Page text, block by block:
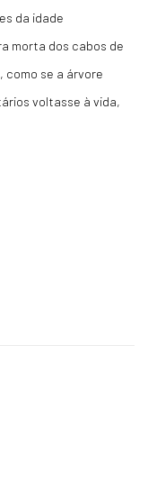
da idade
morta dos cabos de
como se a árvore
voltasse à vida,